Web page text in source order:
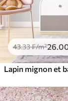
43.33₣/m²26
Lapin mignon et